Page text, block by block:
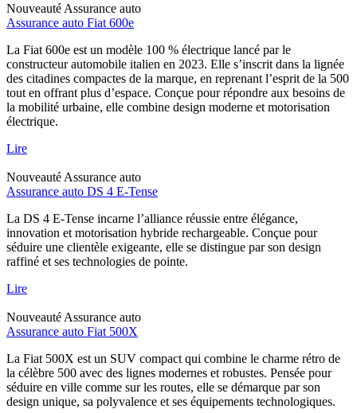
Nouveauté Assurance auto
Assurance auto Fiat 600e
La Fiat 600e est un modèle 100 % électrique lancé par le
constructeur automobile italien en 2023. Elle s’inscrit dans la lignée
des citadines compactes de la marque, en reprenant l’esprit de la 500
tout en offrant plus d’espace. Conçue pour répondre aux besoins de
la mobilité urbaine, elle combine design moderne et motorisation
électrique.
Lire
Nouveauté Assurance auto
Assurance auto DS 4 E-Tense
La DS 4 E-Tense incarne l’alliance réussie entre élégance,
innovation et motorisation hybride rechargeable. Conçue pour
séduire une clientèle exigeante, elle se distingue par son design
raffiné et ses technologies de pointe.
Lire
Nouveauté Assurance auto
Assurance auto Fiat 500X
La Fiat 500X est un SUV compact qui combine le charme rétro de
la célèbre 500 avec des lignes modernes et robustes. Pensée pour
séduire en ville comme sur les routes, elle se démarque par son
design unique, sa polyvalence et ses équipements technologiques.